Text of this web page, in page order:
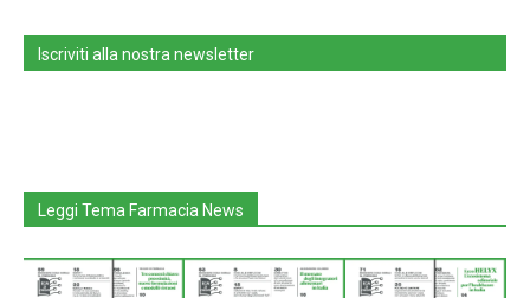
Iscriviti alla nostra newsletter
Leggi Tema Farmacia News